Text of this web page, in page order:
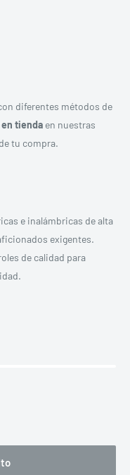
diferentes métodos de
tienda en nuestras
tu compra.
e inalámbricas de alta
exigentes.
de calidad para